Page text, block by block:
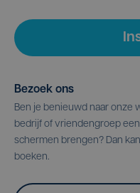
Bezoek ons
Ben je benieuwd naar onze
bedrijf of vriendengroep
schermen brengen? Dan
boeken.